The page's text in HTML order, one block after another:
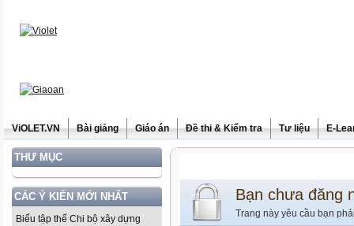
ViOLET.VN Bài giảng Giáo án Đề thi & Kiểm tra Tư liệu E-
THƯ MỤC
CÁC Ý KIẾN MỚI NHẤT
Biểu tập thể Chi bộ xây dựng
Bạn chưa đăng
Trang này yêu cầu bạn